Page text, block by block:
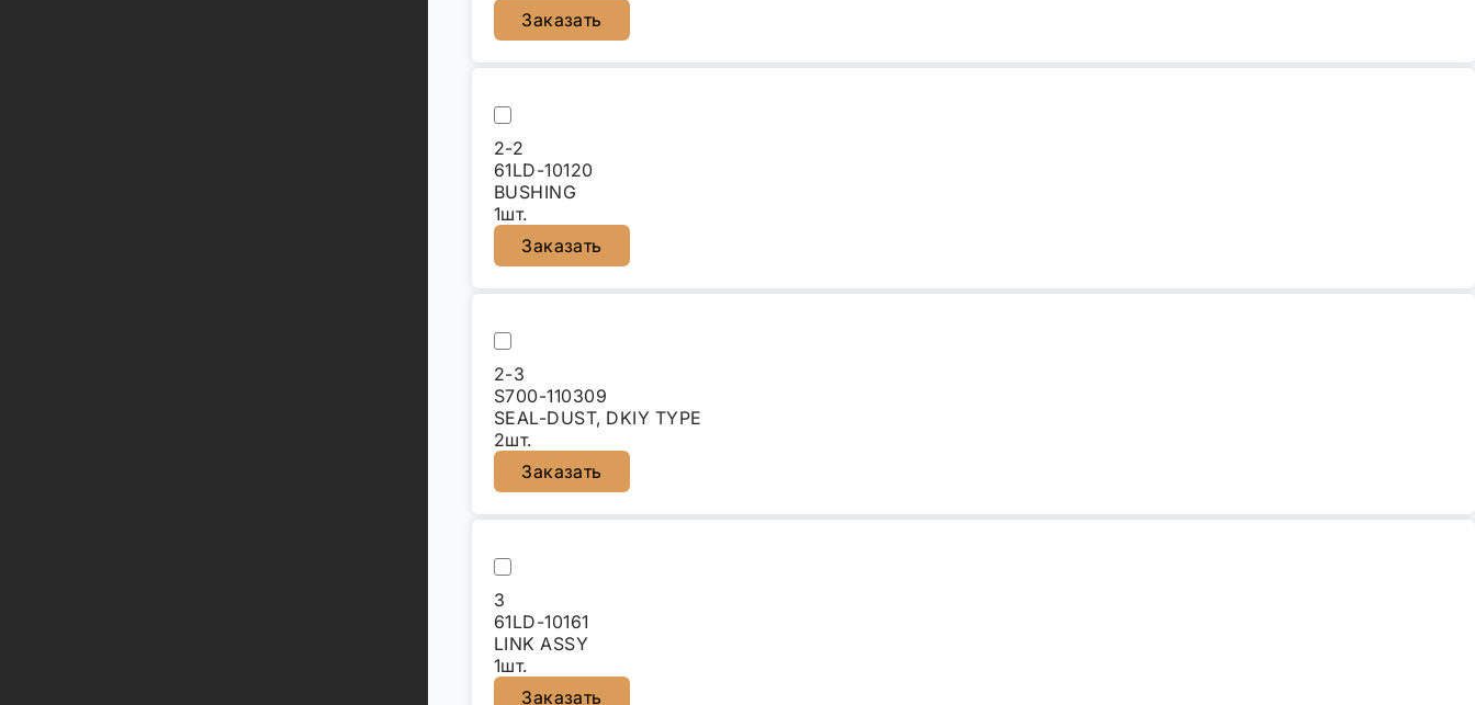
Заказать
2-2
61LD-10120
BUSHING
1шт.
Заказать
2-3
S700-110309
SEAL-DUST, DKIY TYPE
2шт.
Заказать
3
61LD-10161
LINK ASSY
1шт.
Заказать